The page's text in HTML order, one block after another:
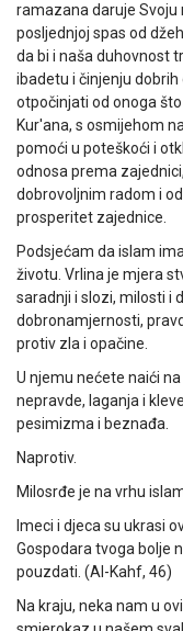
ramazana daruje Svoju
posljednjoj spas od
da bi i naša duhovnost
ibadetu i činjenju
otpočinjati od onoga
Kur'ana, s osmijehom
pomoći u poteškoći i
odnosa prema
dobrovoljnim radom i
prosperitet zajednice.
Podsjećam da islam
životu. Vrlina je mjera
saradnji i slozi, milosti i
dobronamjernosti,
protiv zla i opačine.
U njemu nećete naići
nepravde, laganja i
pesimizma i beznađa.
Naprotiv.
Milosrđe je na vrhu
Imeci i djeca su ukrasi
Gospodara tvoga bolje
pouzdati. (Al-Kahf, 46)
Na kraju, neka nam u